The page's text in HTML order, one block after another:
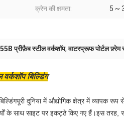
क्रेन की क्षमता: 5 ~
प्रीफ़ैब स्टील वर्कशॉप,वाटरप्रूफ पोर्टल फ़्रेम
बिल्डिंग
पूरी दुनिया में औद्योगिक क्षेत्र में व्यापक
के साथ साइट पर इकट्ठे किए गए हैं।इस तरह,